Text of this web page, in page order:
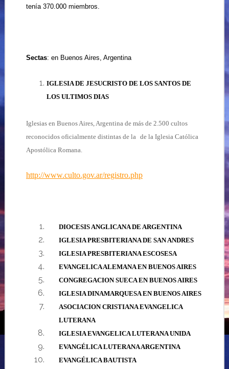
tenía 370.000 miembros.
Sectas: en Buenos Aires, Argentina
IGLESIA DE JESUCRISTO DE LOS SANTOS DE
LOS ULTIMOS DIAS
Iglesias en Buenos Aires, Argentina de más de 2.500 cultos
reconocidos oficialmente distintas de la de la Iglesia Católica
Apostólica Romana.
http://www.culto.gov.ar/registro.php
DIOCESIS ANGLICANA DE ARGENTINA
IGLESIA PRESBITERIANA DE SAN ANDRES
IGLESIA PRESBITERIANA ESCOSESA
EVANGELICA ALEMANA EN BUENOS AIRES
CONGREGACION SUECA EN BUENOS AIRES
IGLESIA DINAMARQUESA EN BUENOS AIRES
ASOCIACION CRISTIANA EVANGELICA
LUTERANA
IGLESIA EVANGELICA LUTERANA UNIDA
EVANGÉLICA LUTERANA ARGENTINA
EVANGÉLICA BAUTISTA